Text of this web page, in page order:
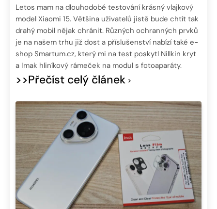
Letos mam na dlouhodobé testování krásný vlajkový
model Xiaomi 15. Většina uživatelů jistě bude chtít tak
drahý mobil nějak chránit. Různých ochranných prvků
je na našem trhu již dost a příslušenství nabízí také e-
shop Smartum.cz, který mi na test poskytl Nillkin kryt
a Imak hliníkový rámeček na modul s fotoaparáty.
>>Přečíst celý článek